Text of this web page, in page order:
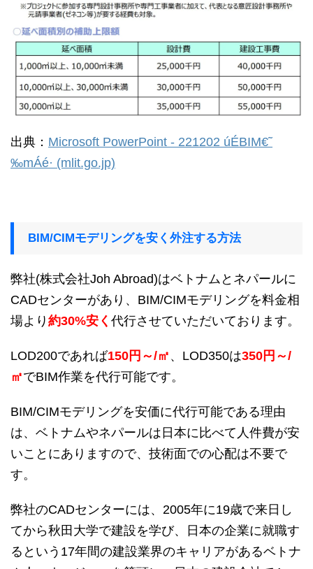
出典： Microsoft PowerPoint - 221202 úÉBIM€˜
‰mÁé· (mlit.go.jp)
BIM/CIMモデリングを安く外注する方法
弊社(株式会社Joh Abroad)はベトナムとネパールに
CADセンターがあり、BIM/CIMモデリングを料金相
場より 約30%安く 代行させていただいております。
LOD200であれば150円～/㎡ 、LOD350は350円～/
㎡でBIM作業を代行可能です。
BIM/CIMモデリングを安価に代行可能である理由
は、ベトナムやネパールは日本に比べて人件費が安
いことにありますので、技術面での心配は不要で
す。
弊社のCADセンターには、2005年に19歳で来日し
てから秋田大学で建設を学び、日本の企業に就職す
るという17年間の建設業界のキャリアがあるベトナ